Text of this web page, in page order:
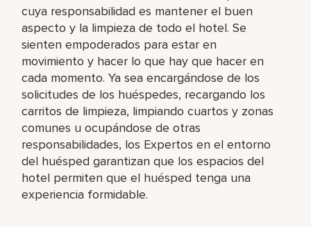
cuya responsabilidad es mantener el buen
aspecto y la limpieza de todo el hotel. Se
sienten empoderados para estar en
movimiento y hacer lo que hay que hacer en
cada momento. Ya sea encargándose de los
solicitudes de los huéspedes, recargando los
carritos de limpieza, limpiando cuartos y zonas
comunes u ocupándose de otras
responsabilidades, los Expertos en el entorno
del huésped garantizan que los espacios del
hotel permiten que el huésped tenga una
experiencia formidable.